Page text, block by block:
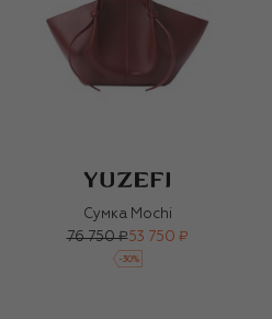
Сумка Mochi
76 750 ₽53 750 ₽
-30%